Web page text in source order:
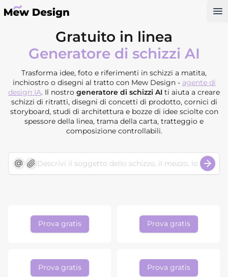
Gratuito in linea
Generatore di schizzi AI
Trasforma idee, foto e riferimenti in schizzi a matita,
inchiostro o disegni al tratto con Mew Design - agente di
design IA. Il nostro generatore di schizzi AI ti aiuta a creare
schizzi di ritratti, disegni di concetti di prodotto, cornici di
storyboard, studi di architettura e bozze di idee sciolte con
spessore della linea, trama della carta, tratteggio e
composizione controllabili.
Prova gratis Prova gratis
Prova gratis Prova gratis